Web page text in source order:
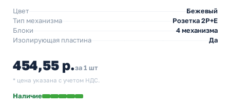
Цвет
Бежевый
Тип механизма
Розетка 2Р+Е
Блоки
4 механизма
Изолирующая пластина
Да
454,55 р.за 1 шт
* цена указана с учетом НДС.
Наличие